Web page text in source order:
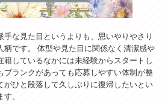
な見た目というよりも、思いやりやさり
です。 体型や見た目に関係なく清潔感や
しているなかには未経験からスタートし
ブランクがあっても応募しやすい体制が整
がひと段落して久しぶりに復帰したいとい
。